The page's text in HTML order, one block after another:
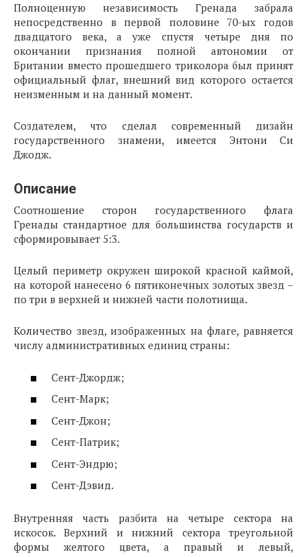
Полноценную независимость Гренада забрала
непосредственно в первой половине 70-ых годов
двадцатого века, а уже спустя четыре дня по
окончании признания полной автономии от
Британии вместо прошедшего триколора был принят
официальный флаг, внешний вид которого остается
неизменным и на данный момент.
Создателем, что сделал современный дизайн
государственного знамени, имеется Энтони Си
Джодж.
Описание
Соотношение сторон государственного флага
Гренады стандартное для большинства государств и
сформировывает 5:3.
Целый периметр окружен широкой красной каймой,
на которой нанесено 6 пятиконечных золотых звезд –
по три в верхней и нижней части полотнища.
Количество звезд, изображенных на флаге, равняется
числу административных единиц страны:
Сент-Джордж;
Сент-Марк;
Сент-Джон;
Сент-Патрик;
Сент-Эндрю;
Сент-Дэвид.
Внутренняя часть разбита на четыре сектора на
искосок. Верхний и нижний сектора треугольной
формы желтого цвета, а правый и левый,